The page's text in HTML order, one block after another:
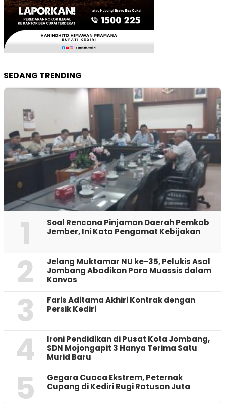
SEDANG TRENDING
1
‎Soal Rencana Pinjaman Daerah Pemkab
Jember, Ini Kata Pengamat Kebijakan ‎
2
Jelang Muktamar NU ke-35, Pelukis Asal
Jombang Abadikan Para Muassis dalam
Kanvas
3
Faris Aditama Akhiri Kontrak dengan
Persik Kediri
4
Ironi Pendidikan di Pusat Kota Jombang,
SDN Mojongapit 3 Hanya Terima Satu
Murid Baru
5
‎Gegara Cuaca Ekstrem, Peternak
Cupang di Kediri Rugi Ratusan Juta